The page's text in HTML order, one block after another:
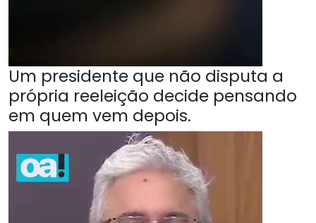
Um presidente que não disputa a
própria reeleição decide pensando
em quem vem depois.